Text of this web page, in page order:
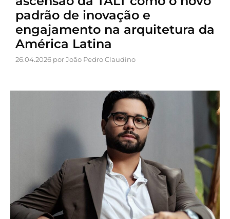
padrão de inovação e
engajamento na arquitetura da
América Latina
26.04.2026 por João Pedro Claudino